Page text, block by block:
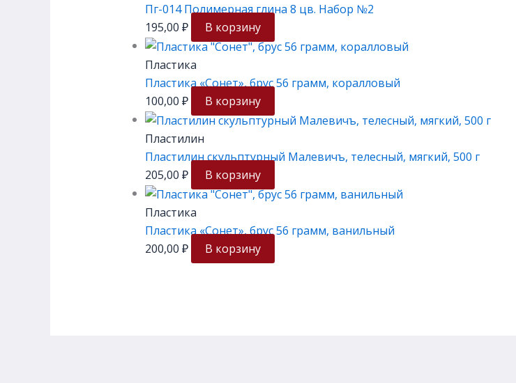
Пг-014 Полимерная глина 8 цв. Набор №2
195,00 ₽ В корзину
Пластика
Пластика «Сонет», брус 56 грамм, коралловый
100,00 ₽ В корзину
Пластилин
Пластилин скульптурный Малевичъ, телесный, мягкий, 500 г
205,00 ₽ В корзину
Пластика
Пластика «Сонет», брус 56 грамм, ванильный
200,00 ₽ В корзину